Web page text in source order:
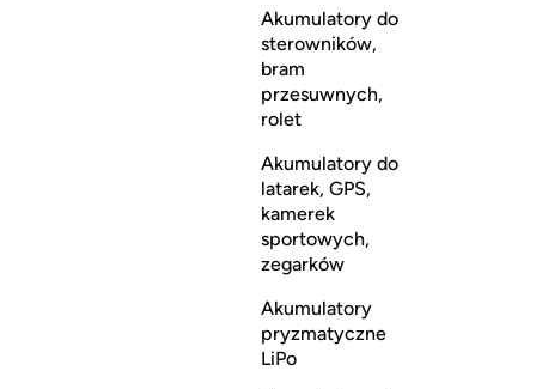
Akumulatory do
sterowników,
bram
przesuwnych,
rolet
Akumulatory do
latarek, GPS,
kamerek
sportowych,
zegarków
Akumulatory
pryzmatyczne
LiPo